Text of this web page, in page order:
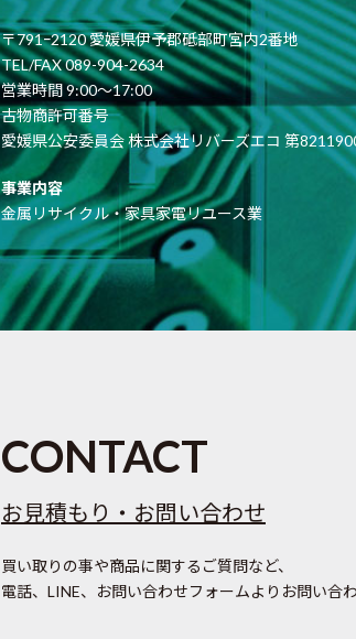
〒791ｰ2120 愛媛県伊予郡砥部町宮内2番地
TEL/FAX 089-904-2634
営業時間 9:00〜17:00
古物商許可番号
愛媛県公安委員会 株式会社リバーズエコ 第
事業内容
金属リサイクル・家具家電リユース業
CONTACT
お見積もり・お問い合わせ
買い取りの事や商品に関するご質問など、
電話、LINE、お問い合わせフォームよりお問い合